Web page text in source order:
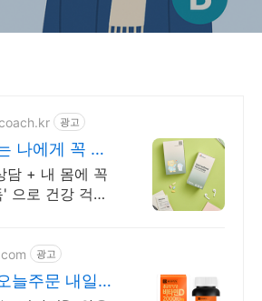
광고
나에게 꼭 맞
.
담 + 내 몸에 꼭
강 걱정
광고
늘주문 내일도